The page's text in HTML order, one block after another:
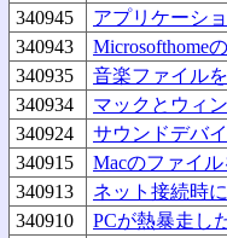
340945
アプリケーシ
340943
Microsofthome
340935
音楽ファイル
340934
マックとウィ
340924
サウンドデバ
340915
Macのファイ
340913
ネット接続時
340910
PCが熱暴走し